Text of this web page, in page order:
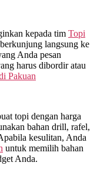
kepada tim Topi
langsung ke
Anda pesan
harus dibordir atau
Pakuan
topi dengan harga
bahan drill, rafel,
kesulitan, Anda
untuk memilih bahan
Anda.